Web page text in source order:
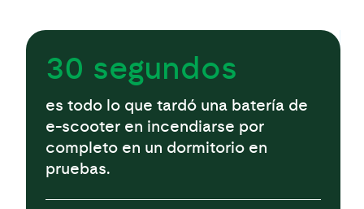
30 segundos
es todo lo que tardó una batería de
e-scooter en incendiarse por
completo en un dormitorio en
pruebas.